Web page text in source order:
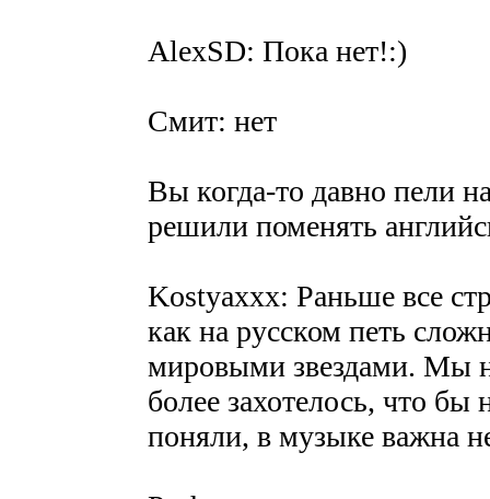
AlexSD: Пока нет!:)
Смит: нет
Вы когда-то давно пели
решили поменять
Kostyaxxx: Раньше все
как на русском петь
мировыми звездами. Мы
более захотелось, что
поняли, в музыке важна